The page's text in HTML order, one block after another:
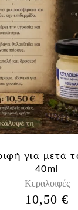
για μετά
40ml
Κεραλοιφές
10,50€